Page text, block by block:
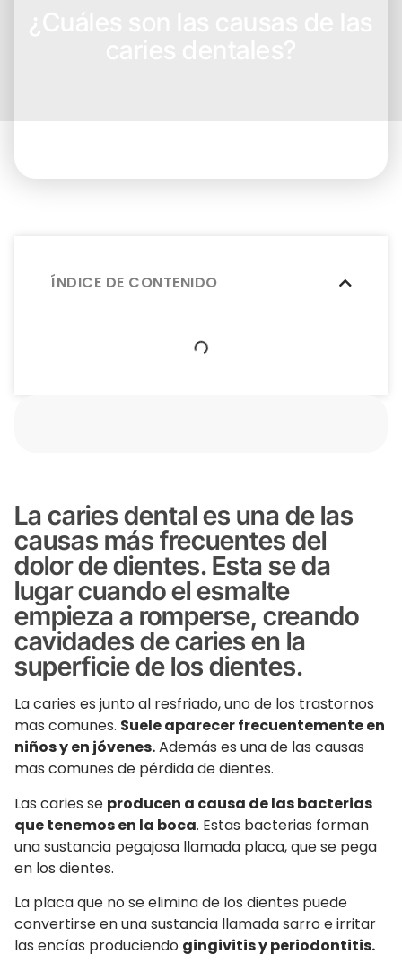
ÍNDICE DE CONTENIDO
La caries dental es una de las
causas más frecuentes del
dolor de dientes. Esta se da
lugar cuando el esmalte
empieza a romperse, creando
cavidades de caries en la
superficie de los dientes.
La caries es junto al resfriado, uno de los trastornos
mas comunes. Suele aparecer frecuentemente en
niños y en jóvenes.Además es una de las causas
mas comunes de pérdida de dientes.
Las caries se producen a causa de las bacterias
que tenemos en la boca. Estas bacterias forman
una sustancia pegajosa llamada placa, que se pega
en los dientes.
La placa que no se elimina de los dientes puede
convertirse en una sustancia llamada sarro e irritar
las encías produciendo gingivitis y periodontitis.